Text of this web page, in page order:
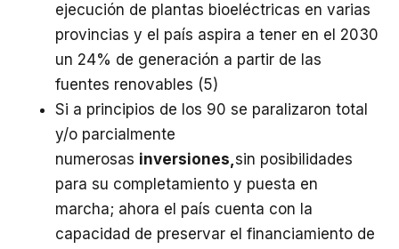
ejecución de plantas bioeléctricas en varias
provincias y el país aspira a tener en el 2030
un 24% de generación a partir de las
fuentes renovables (5)
Si a principios de los 90 se paralizaron total
y/o parcialmente
numerosas inversiones,sin posibilidades
para su completamiento y puesta en
marcha; ahora el país cuenta con la
capacidad de preservar el financiamiento de